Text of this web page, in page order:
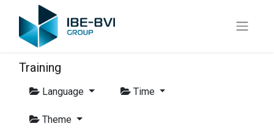
Training
Language Time
Theme